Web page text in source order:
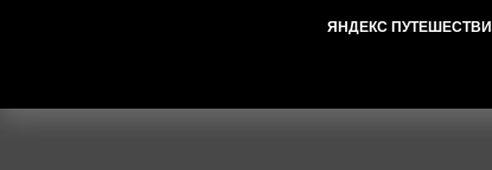
ЯНДЕКС